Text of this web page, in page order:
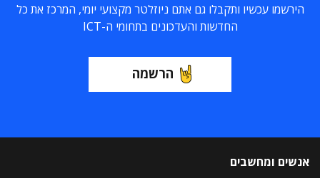
הירשמו עכשיו ותקבלו גם אתם ניוזלטר מקצועי יומי, המרכז את כל
החדשות והעדכונים בתחומי ה-ICT
הרשמה
אנשים ומחשבים